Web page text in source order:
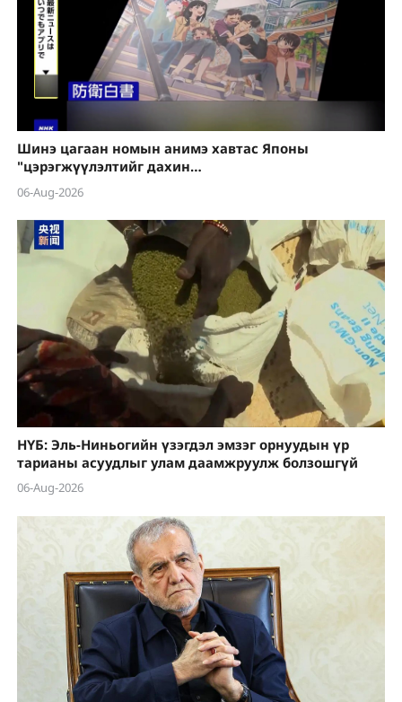
Шинэ цагаан номын анимэ хавтас Японы
"цэрэгжүүлэлтийг дахин
эрчимжүүлэх" шуналыг нууж чадахгүй
06-Aug-2026
НҮБ: Эль-Ниньогийн үзэгдэл эмзэг орнуудын үр
тарианы асуудлыг улам даамжруулж болзошгүй
06-Aug-2026